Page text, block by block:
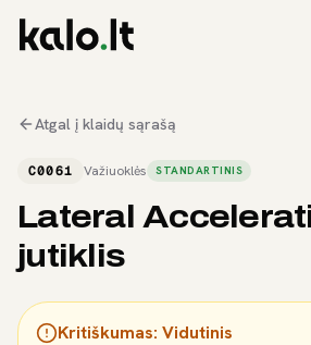
Atgal į klaidų sąrašą
C0061 Važiuoklės STANDARTINIS
Lateral
jutiklis
Kritiškumas: Vidutinis